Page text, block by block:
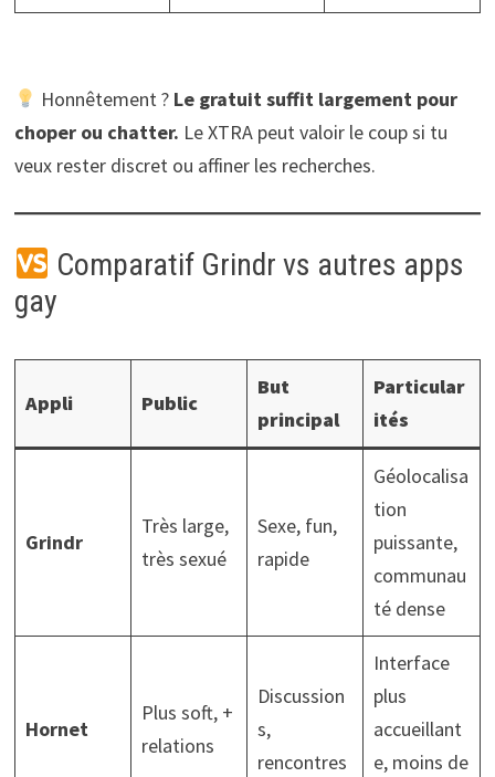
Honnêtement ? Le gratuit suffit largement pour
choper ou chatter. Le XTRA peut valoir le coup si tu
veux rester discret ou affiner les recherches.
Comparatif Grindr vs autres apps
gay
Appli Public
But
principal
Particular
ités
Grindr
Très large,
très sexué
Sexe, fun,
rapide
Géolocalisa
tion
puissante,
communau
té dense
Hornet
Plus soft, +
relations
Discussion
s,
rencontres
Interface
plus
accueillant
e, moins de